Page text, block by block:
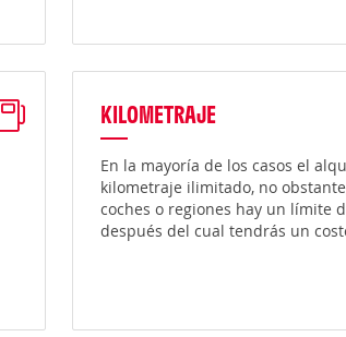
KILOMETRAJE
En la mayoría de los casos el
kilometraje ilimitado, no
coches o regiones hay un límite
después del cual tendrás un